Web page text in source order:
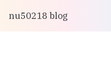
nu50218 blog